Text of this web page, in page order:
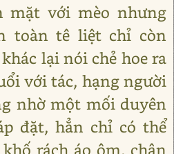
mặt với mèo nhưng
toàn tê liệt chỉ còn
lại nói chẻ hoe ra
với tác, hạng người
nhờ một mối duyên
đặt, hẳn chỉ có thể
rách áo ôm, chân